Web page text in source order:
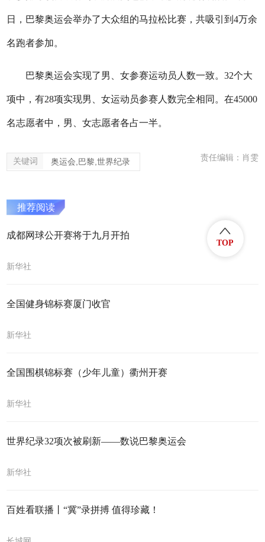
日，巴黎奥运会举办了大众组的马拉松比赛，共吸引到4万余
名跑者参加。
巴黎奥运会实现了男、女参赛运动员人数一致。32个大
项中，有28项实现男、女运动员参赛人数完全相同。在45000
名志愿者中，男、女志愿者各占一半。
关键词 奥运会,巴黎,世界纪录 责任编辑：肖雯
推荐阅读
成都网球公开赛将于九月开拍
新华社
全国健身锦标赛厦门收官
新华社
全国围棋锦标赛（少年儿童）衢州开赛
新华社
世界纪录32项次被刷新——数说巴黎奥运会
新华社
百姓看联播丨“冀”录拼搏 值得珍藏！
TOP